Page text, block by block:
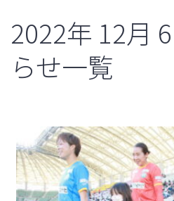
2022年 12月
らせ一覧